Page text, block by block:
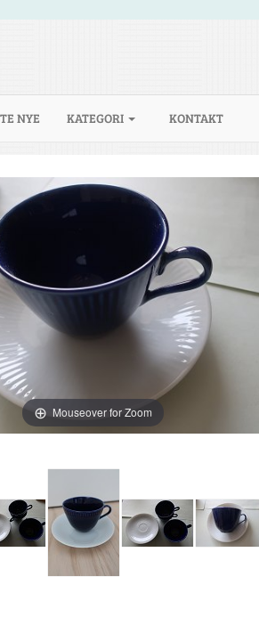
NYE KATEGORI KONTAKT
Mouseover for Zoom